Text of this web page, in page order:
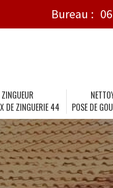
Bureau :
ZINGUEUR
DE ZINGUERIE 44
POSE DE